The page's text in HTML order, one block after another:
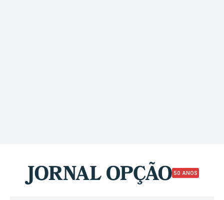
50 ANOS